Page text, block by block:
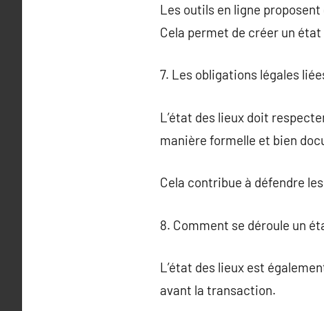
Les outils en ligne
Cela permet de créer un
7. Les obligations légales
L’état des lieux doit
manière formelle et bien
Cela contribue à défendre
8. Comment se déroule un
L’état des lieux est
avant la transaction.